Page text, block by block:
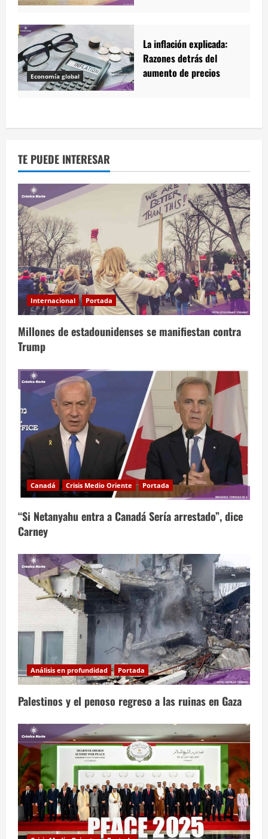
Economía global
La inflación explicada:
Razones detrás del
aumento de precios
TE PUEDE INTERESAR
Internacional Portada
Millones de estadounidenses se manifiestan contra
Trump
Canadá Crisis Medio Oriente Portada
“Si Netanyahu entra a Canadá Sería arrestado”, dice
Carney
Análisis en profundidad Portada
Palestinos y el penoso regreso a las ruinas en Gaza